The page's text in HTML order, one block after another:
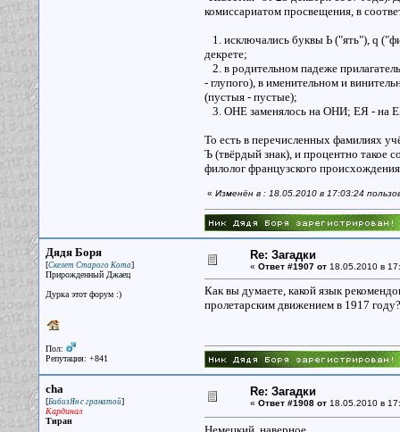
комиссариатом просвещения, в
1. исключались буквы Ь ("ять"), q
декрете;
2. в родительном падеже
- глупого), в именительном и
(пустыя - пустые);
3. ОНЕ заменялось на ОНИ; ЕЯ - на
То есть в перечисленных фамилиях
Ъ (твёрдый знак), и процентно такое
филолог французского
« Изменён в : 18.05.2010 в 17:03:24
Дядя Боря
[Скелет Старого Кота]
Прирожденный Джаец
Дурка этот форум :)
Пол:
Репутация: +841
Re: Загадки
« Ответ #1907 от18.05.2010 в
Как вы думаете, какой язык
пролетарским движением в 1917 году?
cha
[БибизЯн с гранатой]
Кардинал
Тиран
Re: Загадки
« Ответ #1908 от18.05.2010 в